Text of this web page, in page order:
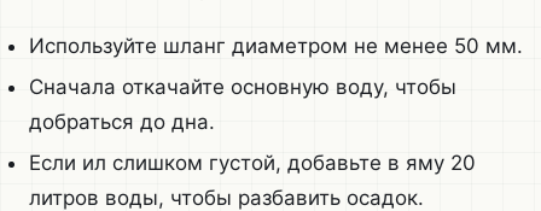
Используйте шланг диаметром не менее 50 мм.
Сначала откачайте основную воду, чтобы
добраться до дна.
Если ил слишком густой, добавьте в яму 20
литров воды, чтобы разбавить осадок.